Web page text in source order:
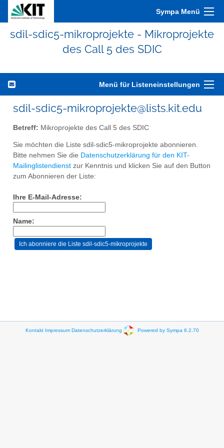
Sympa Menü
sdil-sdic5-mikroprojekte - Mikroprojekte
des Call 5 des SDIC
Menü für Listeneinstellungen
sdil-sdic5-mikroprojekte@lists.kit.edu
Betreff: Mikroprojekte des Call 5 des SDIC
Sie möchten die Liste sdil-sdic5-mikroprojekte abonnieren.
Bitte nehmen Sie die Datenschutzerklärung für den KIT-
Mailinglistendienst zur Kenntnis und klicken Sie auf den Button
zum Abonnieren der Liste:
Ihre E-Mail-Adresse:
Name:
Kontakt Impressum Datenschutzerklärung Powered by Sympa 6.2.70